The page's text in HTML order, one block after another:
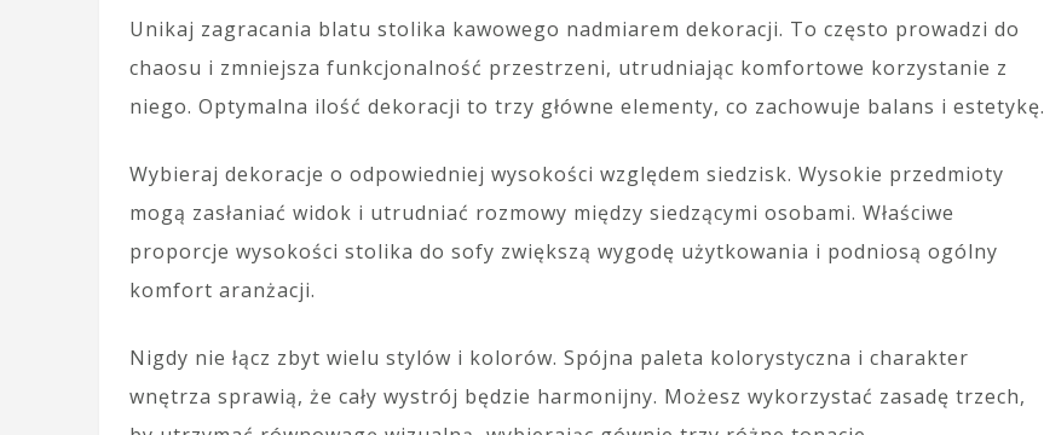
Unikaj zagracania blatu stolika kawowego nadmiarem dekoracji. To często prowadzi do
chaosu i zmniejsza funkcjonalność przestrzeni, utrudniając komfortowe korzystanie z
niego. Optymalna ilość dekoracji to trzy główne elementy, co zachowuje balans i estetykę.
Wybieraj dekoracje o odpowiedniej wysokości względem siedzisk. Wysokie przedmioty
mogą zasłaniać widok i utrudniać rozmowy między siedzącymi osobami. Właściwe
proporcje wysokości stolika do sofy zwiększą wygodę użytkowania i podniosą ogólny
komfort aranżacji.
Nigdy nie łącz zbyt wielu stylów i kolorów. Spójna paleta kolorystyczna i charakter
wnętrza sprawią, że cały wystrój będzie harmonijny. Możesz wykorzystać zasadę trzech,